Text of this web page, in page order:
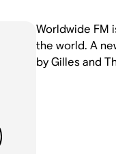
Worldwide FM
the world. A
by Gilles and